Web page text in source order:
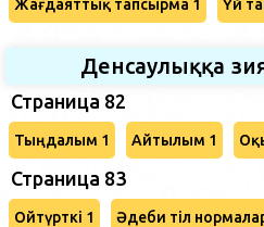
Жағдаяттық тапсырма 1 Үй
Денсаулыққа
Страница 82
Тыңдалым 1 Айтылым 1
Страница 83
Ойтүрткі 1 Әдеби тіл